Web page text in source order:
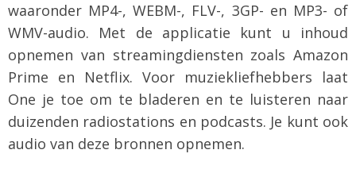
waaronder MP4-, WEBM-, FLV-, 3GP- en MP3- of
WMV-audio. Met de applicatie kunt u inhoud
opnemen van streamingdiensten zoals Amazon
Prime en Netflix. Voor muziekliefhebbers laat
One je toe om te bladeren en te luisteren naar
duizenden radiostations en podcasts. Je kunt ook
audio van deze bronnen opnemen.